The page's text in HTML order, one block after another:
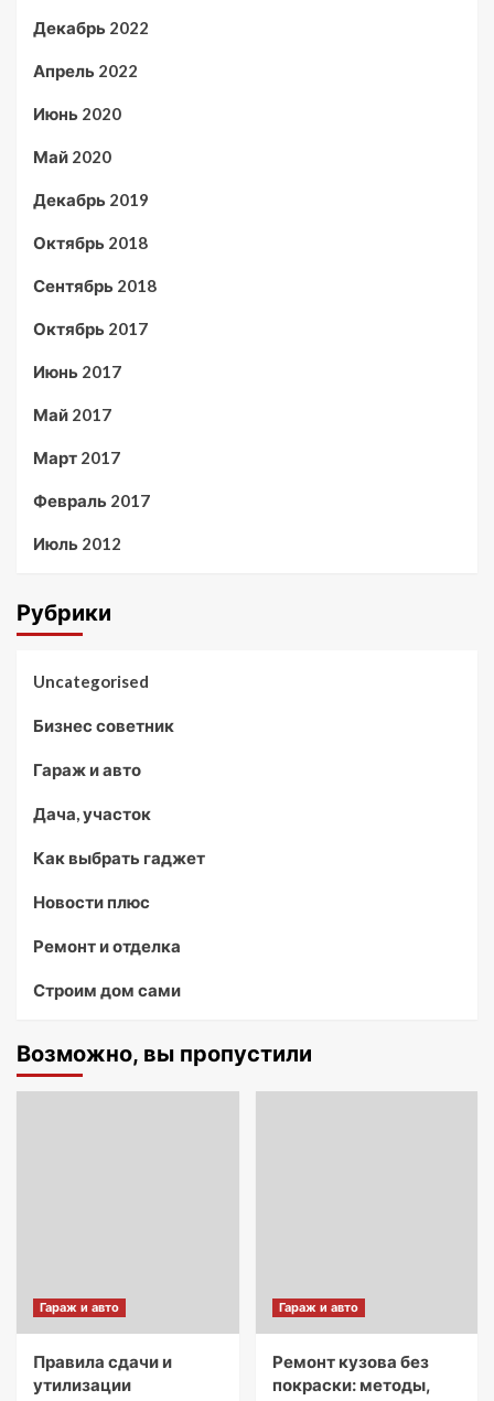
Декабрь 2022
Апрель 2022
Июнь 2020
Май 2020
Декабрь 2019
Октябрь 2018
Сентябрь 2018
Октябрь 2017
Июнь 2017
Май 2017
Март 2017
Февраль 2017
Июль 2012
Рубрики
Uncategorised
Бизнес советник
Гараж и авто
Дача, участок
Как выбрать гаджет
Новости плюс
Ремонт и отделка
Строим дом сами
Возможно, вы пропустили
Гараж и авто
Правила сдачи и
утилизации
Гараж и авто
Ремонт кузова без
покраски: методы,